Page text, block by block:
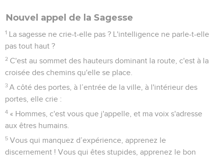
Nouvel appel de la Sagesse
1 La sagesse ne crie-t-elle pas ? L'intelligence ne parle-t-elle
pas tout haut ?
2 C'est au sommet des hauteurs dominant la route, c'est à la
croisée des chemins qu'elle se place.
3 A côté des portes, à l’entrée de la ville, à l'intérieur des
portes, elle crie :
4 « Hommes, c'est vous que j'appelle, et ma voix s'adresse
aux êtres humains.
5 Vous qui manquez d’expérience, apprenez le
discernement ! Vous qui êtes stupides, apprenez le bon